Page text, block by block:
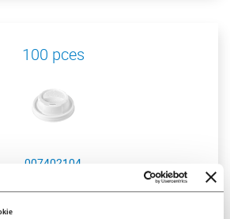
100 pces
007402104
G.5,5/7oz